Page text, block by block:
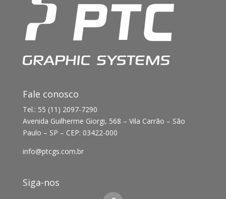
Fale conosco
Tel.: 55 (11) 2097-7290
Avenida Guilherme Giorgi, 568 – Vila Carrão – São
Paulo – SP – CEP: 03422-000
info@ptcgs.com.br
Siga-nos